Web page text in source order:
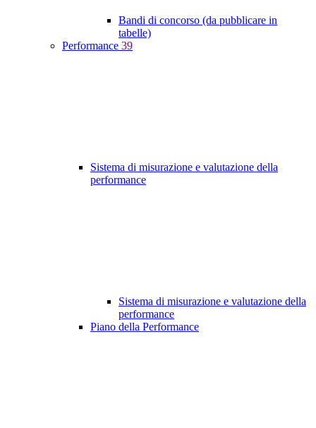
Bandi di concorso (da pubblicare in
tabelle)
Performance 39
Sistema di misurazione e valutazione della
performance
Sistema di misurazione e valutazione della
performance
Piano della Performance